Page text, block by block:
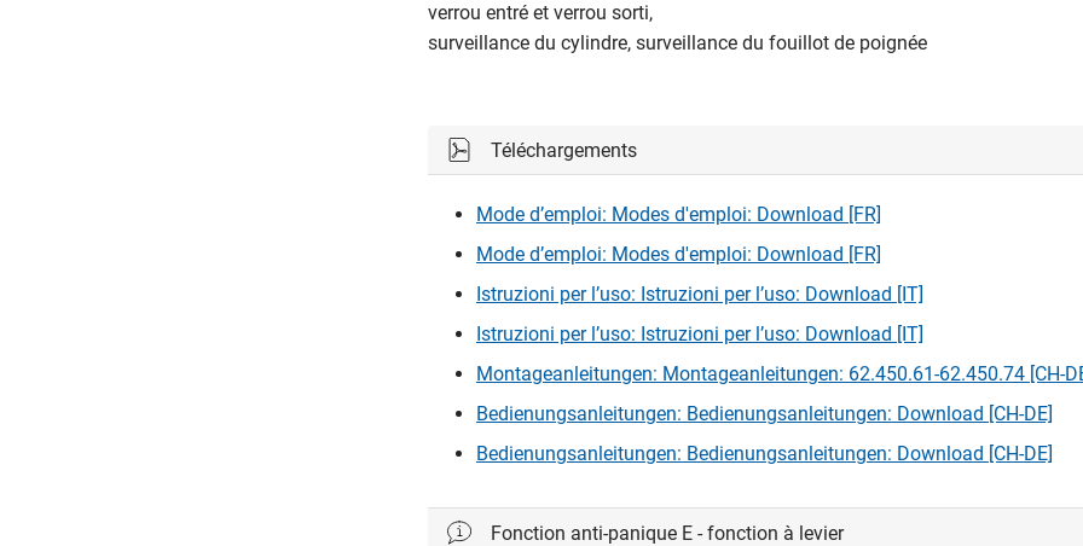
verrou entré et verrou sorti,
surveillance du cylindre, surveillance du fouillot de poignée
Téléchargements
Mode d’emploi: Modes d'emploi: Download [FR]
Mode d’emploi: Modes d'emploi: Download [FR]
Istruzioni per l’uso: Istruzioni per l’uso: Download [IT]
Istruzioni per l’uso: Istruzioni per l’uso: Download [IT]
Montageanleitungen: Montageanleitungen: 62.450.61-62.450.74 [CH-
Bedienungsanleitungen: Bedienungsanleitungen: Download [CH-DE]
Bedienungsanleitungen: Bedienungsanleitungen: Download [CH-DE]
Fonction anti-panique E - fonction à levier